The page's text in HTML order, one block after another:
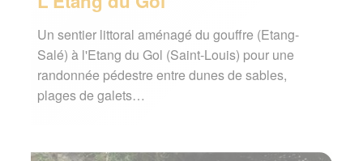
Un sentier littoral aménagé du gouffre (Etang-
Salé) à l'Etang du Gol (Saint-Louis) pour une
randonnée pédestre entre dunes de sables,
plages de galets…